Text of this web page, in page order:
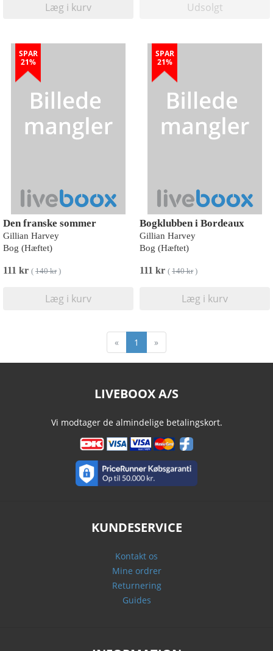
Læg i kurv Udsolgt
SPAR
21%
Den franske sommer
Gillian Harvey
Bog (Hæftet)
111 kr ( 140 kr)
Læg i kurv
SPAR
21%
Bogklubben i Bordeaux
Gillian Harvey
Bog (Hæftet)
111 kr ( 140 kr)
Læg i kurv
« 1 »
LIVEBOOX A/S
Vi modtager de almindelige betalingskort.
KUNDESERVICE
Kontakt os
Mine ordrer
Returnering
Guides